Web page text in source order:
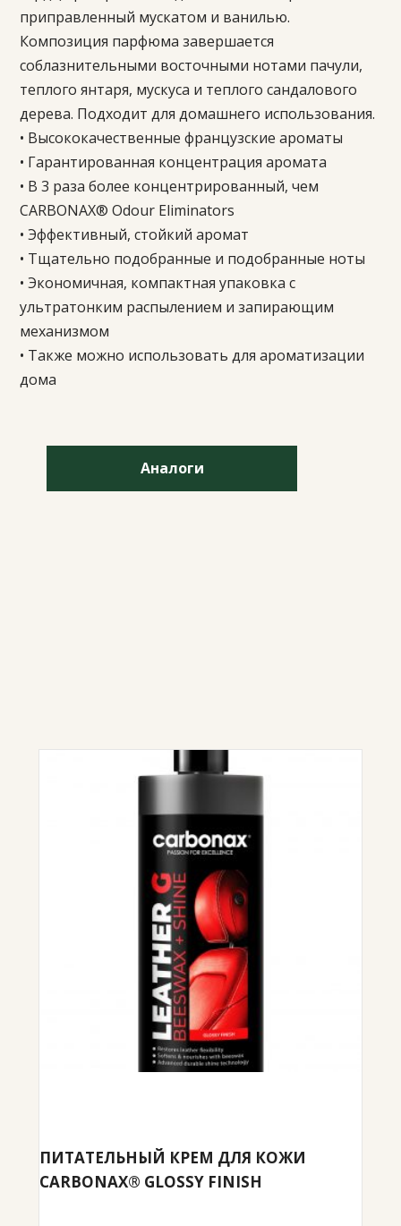
приправленный мускатом и ванилью.
Композиция парфюма завершается
соблазнительными восточными нотами пачули,
теплого янтаря, мускуса и теплого сандалового
дерева. Подходит для домашнего использования.
• Высококачественные французские ароматы
• Гарантированная концентрация аромата
• В 3 раза более концентрированный, чем
CARBONAX® Odour Eliminators
• Эффективный, стойкий аромат
• Тщательно подобранные и подобранные ноты
• Экономичная, компактная упаковка с
ультратонким распылением и запирающим
механизмом
• Также можно использовать для ароматизации
дома
Аналоги
ПИТАТЕЛЬНЫЙ КРЕМ ДЛЯ КОЖИ
CARBONAX® GLOSSY FINISH